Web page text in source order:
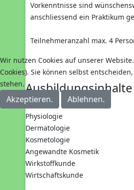
Vorkenntnisse sind
anschliessend ein Praktikum
Teilnehmeranzahl max. 4
Ausbildungsinhalte
Anatomie
Physiologie
Dermatologie
Kosmetologie
Angewandte Kosmetik
Wirkstoffkunde
Wirtschaftskunde
Wir nutzen Cookies auf unserer
Cookies). Sie können selbst
stehen.
Akzeptieren. Ablehnen.